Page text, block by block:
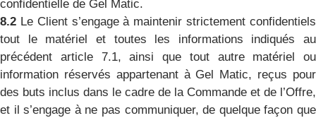
confidentielle de Gel Matic.
8.2 Le Client s’engage à maintenir strictement confidentiels
tout le matériel et toutes les informations indiqués au
précédent article 7.1, ainsi que tout autre matériel ou
information réservés appartenant à Gel Matic, reçus pour
des buts inclus dans le cadre de la Commande et de l’Offre,
et il s’engage à ne pas communiquer, de quelque façon que